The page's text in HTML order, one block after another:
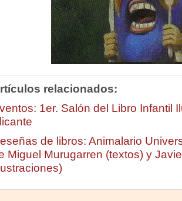
relacionados:
1er. Salón del Libro Infantil
de libros: Animalario
Miguel Murugarren (textos) y